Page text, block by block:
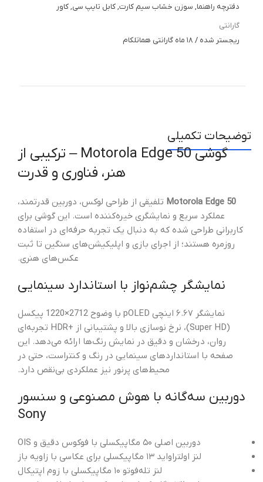
دفترچه راهنما, سوزن خشاب سیم کارت, کابل تایپ سی, کاور
گارانتی
ریجستر شده / ۱۸ ماه گارانتی هماتلکام
توضیحات تکمیلی
گوشی Motorola Edge 50 – ترکیبی از
هنر، فناوری و قدرت
Motorola Edge 50 تلفیقی از طراحی لوکس، دوربین قدرتمند،
عملکرد سریع و نمایشگری خیره‌کننده است. این گوشی برای
کاربرانی طراحی شده که به دنبال یک تجربه حرفه‌ای در استفاده
روزمره هستند؛ از اجرای بازی و اپلیکیشن‌های سنگین تا ثبت
عکس‌های هنری.
نمایشگر چشم‌نواز با استاندارد سینمایی
نمایشگر ۶.۶۷ اینچی pOLED با وضوح 2712×1220 پیکسل
(Super HD)، نرخ نوسازی بالا و پشتیبانی از +HDR تجربه‌ای
روان، درخشان و دقیق در نمایش رنگ‌ها ارائه می‌دهد. این
صفحه با استانداردهای سینمایی در رنگ و کنتراست، حتی در
محیط‌های پرنور نیز عملکردی بی‌نقص دارد.
دوربین سه‌گانه با هوش مصنوعی و سنسور
Sony
دوربین اصلی ۵۰ مگاپیکسلی با فوکوس دقیق و OIS
لنز اولتراواید ۱۳ مگاپیکسلی برای عکاسی با زاویه باز
لنز تله‌فوتو ۱۰ مگاپیکسلی با زوم اپتیکال